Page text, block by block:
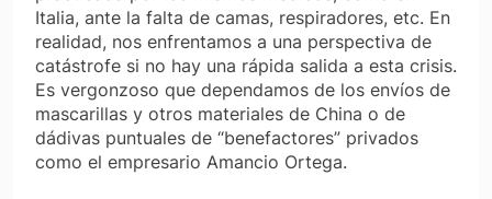
Italia, ante la falta de camas, respiradores, etc. En
realidad, nos enfrentamos a una perspectiva de
catástrofe si no hay una rápida salida a esta crisis.
Es vergonzoso que dependamos de los envíos de
mascarillas y otros materiales de China o de
dádivas puntuales de “benefactores” privados
como el empresario Amancio Ortega.